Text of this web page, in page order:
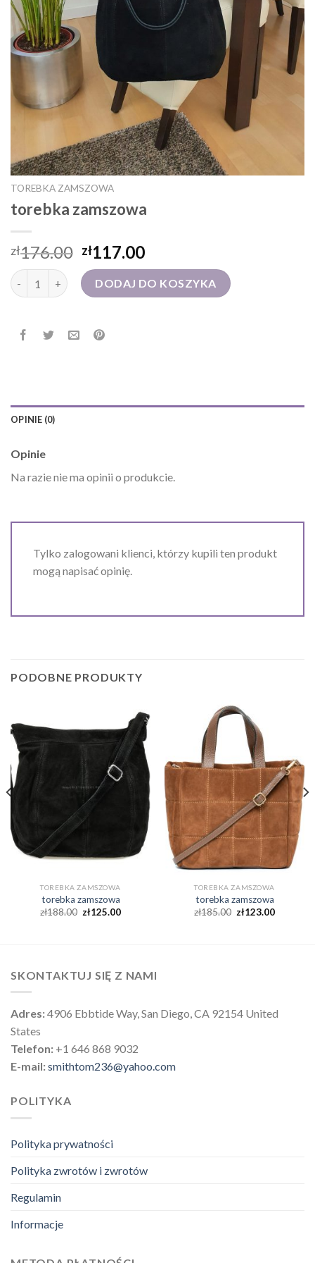
TOREBKA ZAMSZOWA
torebka zamszowa
zł176.00 zł117.00
ilość torebka zamszowaDODAJ DO KOSZYKA
OPINIE (0)
Opinie
Na razie nie ma opinii o produkcie.
Tylko zalogowani klienci, którzy kupili ten produkt
mogą napisać opinię.
PODOBNE PRODUKTY
TOREBKA ZAMSZOWA
torebka zamszowa
zł188.00 zł125.00
TOREBKA ZAMSZOWA
torebka zamszowa
zł185.00 zł123.00
SKONTAKTUJ SIĘ Z NAMI
Adres:4906 Ebbtide Way, San Diego, CA 92154 United
States
Telefon: +1 646 868 9032
E-mail:smithtom236@yahoo.com
POLITYKA
Polityka prywatności
Polityka zwrotów i zwrotów
Regulamin
Informacje